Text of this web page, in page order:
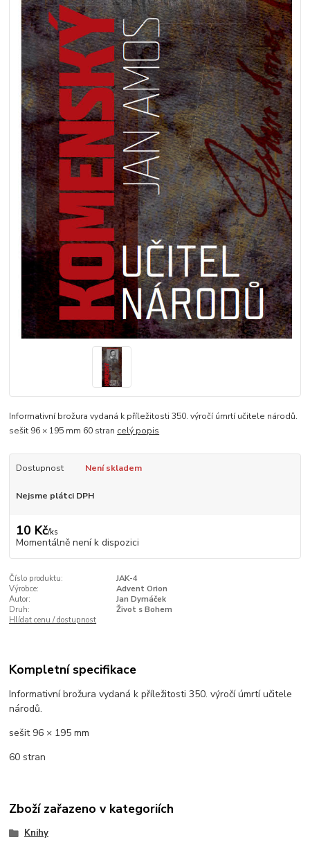
Informativní brožura vydaná k příležitosti 350. výročí úmrtí učitele národů.
sešit 96 × 195 mm 60 stran celý popis
Dostupnost Není skladem
Nejsme plátci DPH
10 Kč/ks
Momentálně není k dispozici
Číslo produktu:
JAK-4
Výrobce:
Advent Orion
Autor:
Jan Dymáček
Druh:
Život s Bohem
Hlídat cenu / dostupnost
Kompletní specifikace
Informativní brožura vydaná k příležitosti 350. výročí úmrtí učitele
národů.
sešit96 × 195 mm
60 stran
Zboží zařazeno v kategoriích
Knihy